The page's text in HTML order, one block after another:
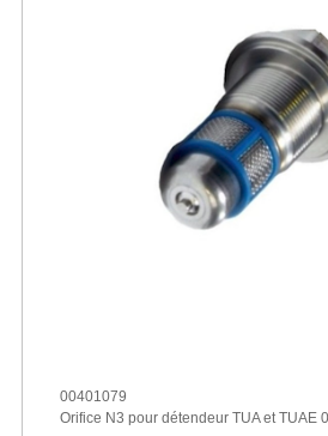
00401079
Orifice N3 pour détendeur TUA et TUAE